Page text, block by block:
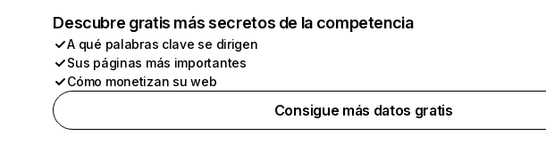
Descubre gratis más secretos de la competencia
A qué palabras clave se dirigen
Sus páginas más importantes
Cómo monetizan su web
Consigue más datos gratis